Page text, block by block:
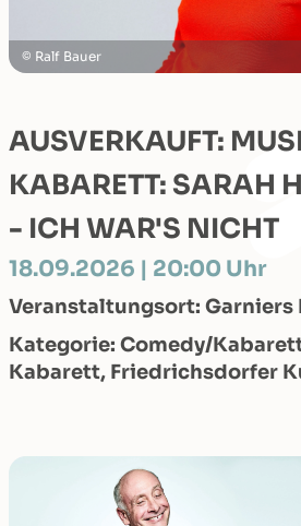
Ralf Bauer
AUSVERKAUFT:
KABARETT: SARAH
- ICH WAR'S NICHT
18.09.2026 | 20:00 Uhr
Veranstaltungsort: Garniers
Kategorie: Comedy/
Kabarett, Friedrichsdorfer